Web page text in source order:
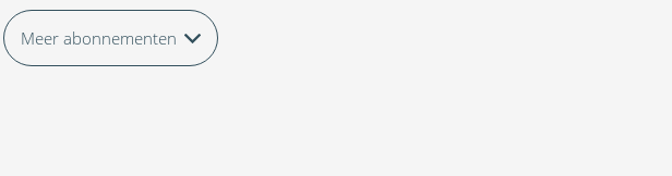
Meer abonnementen